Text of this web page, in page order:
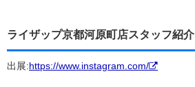
ライザップ京都河原町店スタッフ紹介
出展:https://www.instagram.com/